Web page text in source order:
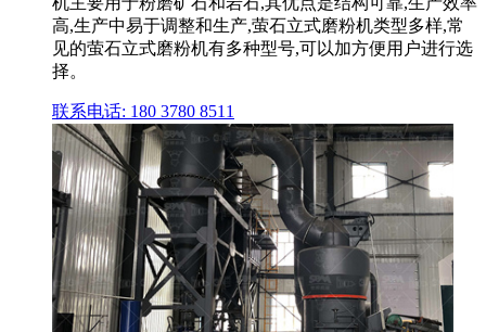
高,生产中易于调整和生产,萤石立式磨粉机类型多样,常
见的萤石立式磨粉机有多种型号,可以加方便用户进行选
择。
联系电话: 180 3780 8511